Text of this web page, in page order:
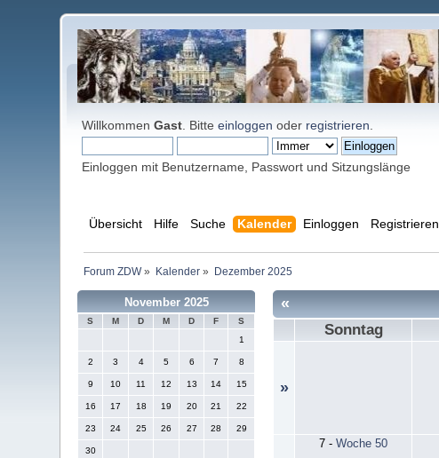
WillkommenGast . Bitteeinloggen oder registrieren
Einloggen mit Benutzername, Passwort und Sitzungslänge
Übersicht Hilfe Suche Kalender Einloggen Registrieren
Forum ZDW» Kalender» Dezember 2025
November 2025
S M D M D F
S
1
2 3 4 5 6 7 8
9 10 11 12 13 14 15
16 17 18 19 20 21 22
23 24 25 26 27 28 29
30
«
Sonntag
»
7 -Woche 50